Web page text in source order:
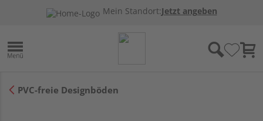
Mein Standort:Jetzt angeben
PVC-freie Designböden